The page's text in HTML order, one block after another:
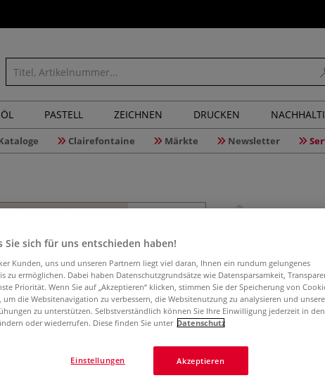
ÖL PASTELL ZEICHNEN DRUCKEN
Clairefontaine Märkte Newsletter
Ins Freie!
Tilo Schneider ist
Erstmals gibt er
Sie sich für uns entschieden haben!
Kunden, uns und unseren Partnern liegt viel daran, Ihnen ein rundum gelungenes
zu ermöglichen. Dabei haben Datenschutzgrundsätze wie Datensparsamkeit,
Priorität. Wenn Sie auf „Akzeptieren“ klicken, stimmen Sie der Speicherung von
um die Websitenavigation zu verbessern, die Websitenutzung zu analysieren und unsere
zu unterstützen. Selbstverständlich können Sie Ihre Einwilligung jederzeit in den
oder wiederrufen. Diese finden Sie unter Datenschutz
Akzeptieren
Einstellungen